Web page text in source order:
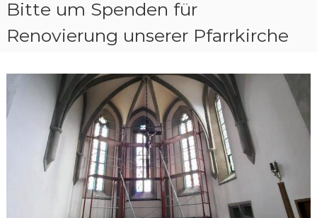
Bitte um Spenden für
Renovierung unserer Pfarrkirche